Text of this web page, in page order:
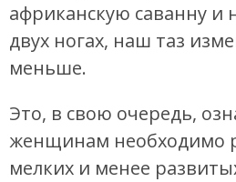
африканскую саванну и
двух ногах, наш таз
меньше.
Это, в свою очередь,
женщинам необходимо
мелких и менее